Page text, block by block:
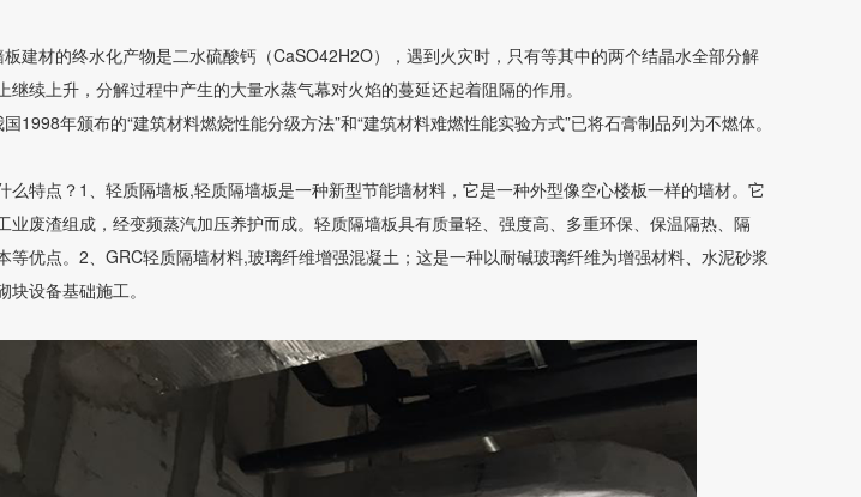
建材的终水化产物是二水硫酸钙（CaSO42H2O），遇到火灾时，只有等其中的两个结晶水全部分解
续上升，分解过程中产生的大量水蒸气幕对火焰的蔓延还起着阻隔的作用。
1998年颁布的“建筑材料燃烧性能分级方法”和“建筑材料难燃性能实验方式”已将石膏制品列为不燃体。
特点？1、轻质隔墙板,轻质隔墙板是一种新型节能墙材料，它是一种外型像空心楼板一样的墙材。它
废渣组成，经变频蒸汽加压养护而成。轻质隔墙板具有质量轻、强度高、多重环保、保温隔热、隔
优点。2、GRC轻质隔墙材料,玻璃纤维增强混凝土；这是一种以耐碱玻璃纤维为增强材料、水泥砂浆
设备基础施工。